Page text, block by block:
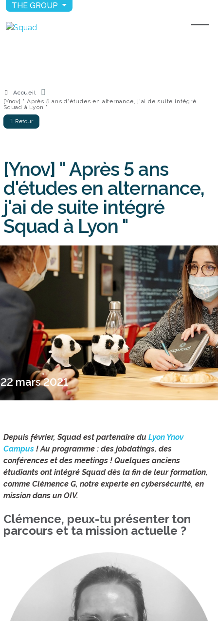
THE GROUP
Accueil
[Ynov] " Après 5 ans d'études en alternance, j'ai de suite intégré
Squad à Lyon "
Retour
[Ynov] " Après 5 ans
d'études en alternance,
j'ai de suite intégré
Squad à Lyon "
22 mars 2021
Depuis février, Squad est partenaire du Lyon Ynov
Campus ! Au programme : des jobdatings, des
conférences et des meetings ! Quelques anciens
étudiants ont intégré Squad dès la fin de leur formation,
comme Clémence G, notre experte en cybersécurité, en
mission dans un OIV.
Clémence, peux-tu présenter ton
parcours et ta mission actuelle ?